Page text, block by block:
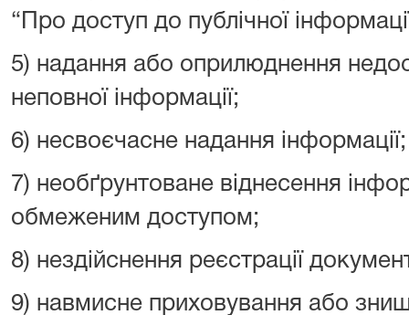
“Про доступ до публічної
5) надання або оприлюднення
неповної інформації;
6) несвоєчасне надання інформації;
7) необґрунтоване віднесення
обмеженим доступом;
8) нездійснення реєстрації
9) навмисне приховування або